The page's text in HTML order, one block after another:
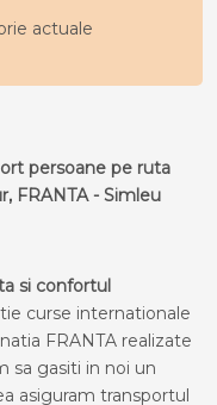
actuale
persoane pe ruta
FRANTA - Simleu
si confortul
curse internationale
FRANTA realizate
sa gasiti in noi un
asiguram transportul